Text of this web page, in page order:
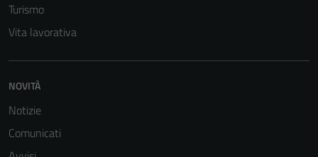
Turismo
Vita lavorativa
NOVITÀ
Notizie
Comunicati